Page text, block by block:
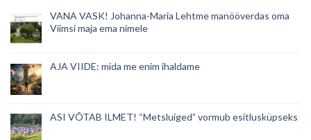
VANA VASK! Johanna-Maria Lehtme manööverdas oma
Viimsi maja ema nimele
AJA VIIDE: mida me enim ihaldame
ASI VÕTAB ILMET! “Metsluiged” vormub esitlusküpseks